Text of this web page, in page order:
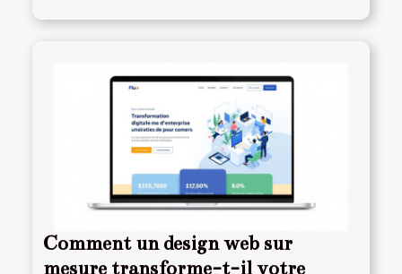
Comment un design web sur
mesure transforme-t-il votre